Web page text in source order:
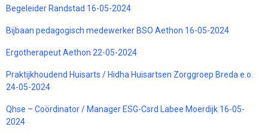
Begeleider Randstad 16-05-2024
Bijbaan pedagogisch medewerker BSO Aethon 16-05-2024
Ergotherapeut Aethon 22-05-2024
Praktijkhoudend Huisarts / Hidha Huisartsen Zorggroep Breda e.o.
24-05-2024
Qhse – Coördinator / Manager ESG-Csrd Labee Moerdijk 16-05-
2024